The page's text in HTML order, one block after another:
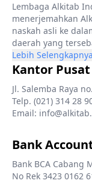
Lembaga Alkitab
menerjemahkan
naskah asli ke
daerah yang
Lebih Selengkapnya
Kantor Pusat
Jl. Salemba Raya
Telp. (021) 314 28
Email:
Bank
Bank BCA Cabang
No Rek 3423 0162